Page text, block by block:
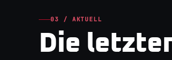
03 / AKTUELL
Die